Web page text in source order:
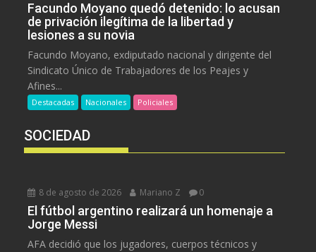
Facundo Moyano quedó detenido: lo acusan
de privación ilegítima de la libertad y
lesiones a su novia
Facundo Moyano, exdiputado nacional y dirigente del
Sindicato Único de Trabajadores de los Peajes y
Afines...
Destacadas Nacionales Policiales
SOCIEDAD
8 de agosto de 2026 Mariano Z 0
El fútbol argentino realizará un homenaje a
Jorge Messi
AFA decidió que los jugadores, cuerpos técnicos y